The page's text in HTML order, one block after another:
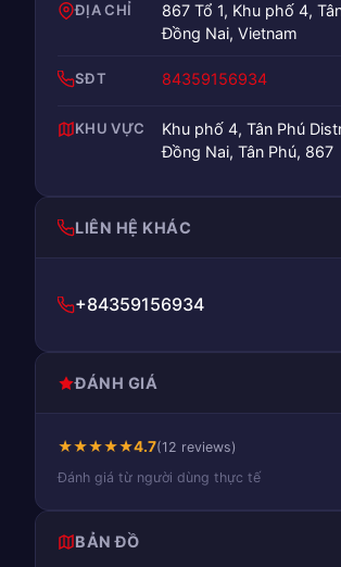
ĐỊA CHỈ
867 Tổ 1, Khu phố 4,
Đồng Nai, Vietnam
SĐT 84359156934
KHU VỰC
Khu phố 4, Tân Phú
Đồng Nai, Tân Phú, 867
LIÊN HỆ KHÁC
+84359156934
ĐÁNH GIÁ
★★★★★4.7(12 reviews)
Đánh giá từ người dùng thực tế
BẢN ĐỒ